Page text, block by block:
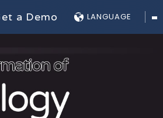
LANGUAGE
a Demo